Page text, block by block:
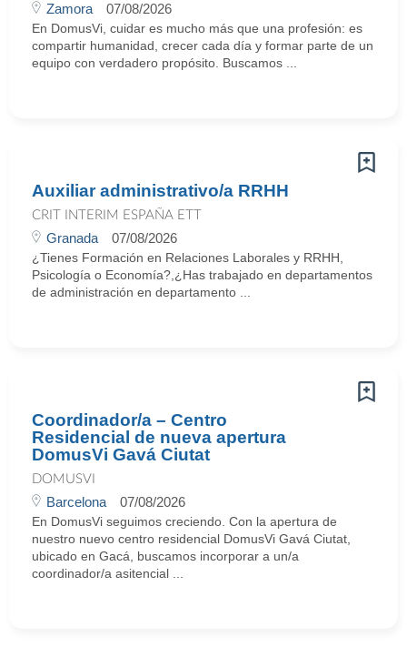
Zamora 07/08/2026
En DomusVi, cuidar es mucho más que una profesión: es
compartir humanidad, crecer cada día y formar parte de un
equipo con verdadero propósito. Buscamos ...
Auxiliar administrativo/a RRHH
CRIT INTERIM ESPAÑA ETT
Granada 07/08/2026
¿Tienes Formación en Relaciones Laborales y RRHH,
Psicología o Economía?,¿Has trabajado en departamentos
de administración en departamento ...
Coordinador/a – Centro
Residencial de nueva apertura
DomusVi Gavá Ciutat
DOMUSVI
Barcelona 07/08/2026
En DomusVi seguimos creciendo. Con la apertura de
nuestro nuevo centro residencial DomusVi Gavá Ciutat,
ubicado en Gacá, buscamos incorporar a un/a
coordinador/a asitencial ...